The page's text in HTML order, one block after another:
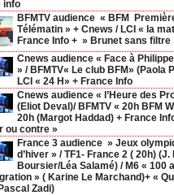
info
BFMTV audience « BFM
Télématin » + Cnews / LCI « la
France Info + » Brunet sans filtre
Cnews audience « Face à
» / BFMTV« Le club BFM» (Paola
LCI « 24 H» + France Info
Cnews audience « l’Heure des
(Eliot Deval)/ BFMTV « 20h BFM
20h (Margot Haddad) + France
ou contre »
France 3 audience » Jeux
d’hiver » / TF1- France 2 ( 20h) (J.
Boursier/Léa Salamé) / M6 « 100
» ( Karine Le Marchand)+ «
Zadi)